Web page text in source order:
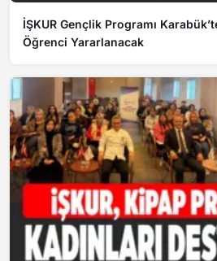
İŞKUR Gençlik Programı
Öğrenci Yararlanacak